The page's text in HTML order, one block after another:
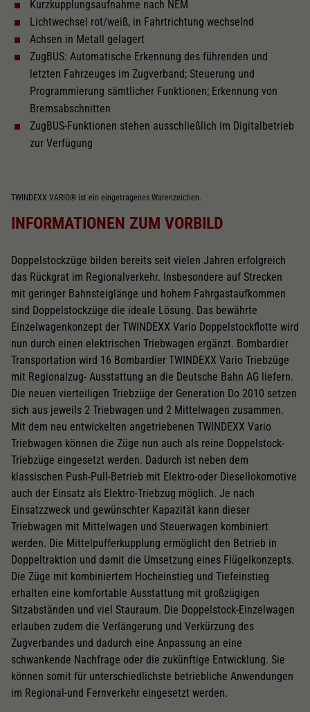
Inneneinrichtung
Kurzkupplungskinematik
Schliessen
Kurzkupplungsaufnahme nach NEM
Lichtwechsel rot/weiß, in Fahrtrichtung wechselnd
Achsen in Metall gelagert
ZugBUS: Automatische Erkennung des führenden und
letzten Fahrzeuges im Zugverband; Steuerung und
Programmierung sämtlicher Funktionen; Erkennung von
Bremsabschnitten
ZugBUS-Funktionen stehen ausschließlich im Digitalbetrieb
zur Verfügung
TWINDEXX VARIO® ist ein eingetragenes Warenzeichen.
INFORMATIONEN ZUM VORBILD
Doppelstockzüge bilden bereits seit vielen Jahren erfolgreich
das Rückgrat im Regionalverkehr. Insbesondere auf Strecken
mit geringer Bahnsteiglänge und hohem Fahrgastaufkommen
sind Doppelstockzüge die ideale Lösung. Das bewährte
Einzelwagenkonzept der TWINDEXX Vario Doppelstockflotte wird
nun durch einen elektrischen Triebwagen ergänzt. Bombardier
Transportation wird 16 Bombardier TWINDEXX Vario Triebzüge
mit Regionalzug- Ausstattung an die Deutsche Bahn AG liefern.
Die neuen vierteiligen Triebzüge der Generation Do 2010 setzen
sich aus jeweils 2 Triebwagen und 2 Mittelwagen zusammen.
Mit dem neu entwickelten angetriebenen TWINDEXX Vario
Triebwagen können die Züge nun auch als reine Doppelstock-
Triebzüge eingesetzt werden. Dadurch ist neben dem
klassischen Push-Pull-Betrieb mit Elektro-oder Diesellokomotive
auch der Einsatz als Elektro-Triebzug möglich. Je nach
Einsatzzweck und gewünschter Kapazität kann dieser
Triebwagen mit Mittelwagen und Steuerwagen kombiniert
werden. Die Mittelpufferkupplung ermöglicht den Betrieb in
Doppeltraktion und damit die Umsetzung eines Flügelkonzepts.
Die Züge mit kombiniertem Hocheinstieg und Tiefeinstieg
erhalten eine komfortable Ausstattung mit großzügigen
Sitzabständen und viel Stauraum. Die Doppelstock-Einzelwagen
erlauben zudem die Verlängerung und Verkürzung des
Zugverbandes und dadurch eine Anpassung an eine
schwankende Nachfrage oder die zukünftige Entwicklung. Sie
können somit für unterschiedlichste betriebliche Anwendungen
im Regional-und Fernverkehr eingesetzt werden.